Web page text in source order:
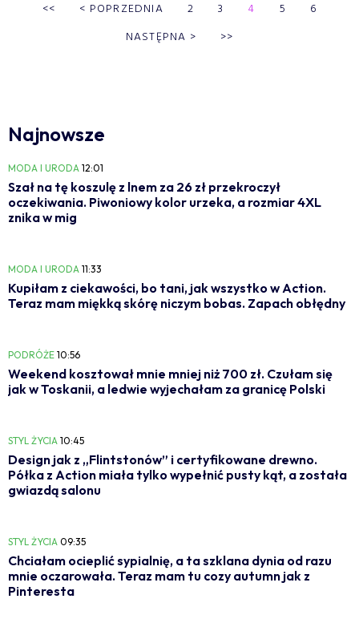
<< < POPRZEDNIA 2 3 4 5
6
NASTĘPNA > >>
Najnowsze
MODA I URODA 12:01
Szał na tę koszulę z lnem za 26 zł przekroczył
oczekiwania. Piwoniowy kolor urzeka, a rozmiar 4XL
znika w mig
MODA I URODA 11:33
Kupiłam z ciekawości, bo tani, jak wszystko w Action.
Teraz mam miękką skórę niczym bobas. Zapach obłędny
PODRÓŻE 10:56
Weekend kosztował mnie mniej niż 700 zł. Czułam się
jak w Toskanii, a ledwie wyjechałam za granicę Polski
STYL ŻYCIA 10:45
Design jak z „Flintstonów” i certyfikowane drewno.
Półka z Action miała tylko wypełnić pusty kąt, a została
gwiazdą salonu
STYL ŻYCIA 09:35
Chciałam ocieplić sypialnię, a ta szklana dynia od razu
mnie oczarowała. Teraz mam tu cozy autumn jak z
Pinteresta